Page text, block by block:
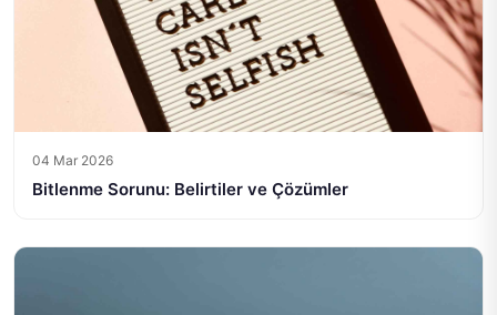
04 Mar 2026
Bitlenme Sorunu: Belirtiler ve Çözümler